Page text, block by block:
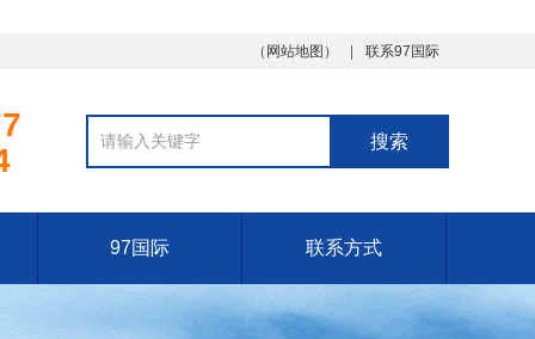
（ 网站地图 ） 联系97国际
97国际 联系方式